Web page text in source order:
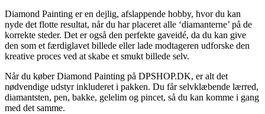
Diamond Painting er en dejlig, afslappende hobby, hvor du kan
nyde det flotte resultat, når du har placeret alle ‘diamanterne’ på de
korrekte steder. Det er også den perfekte gaveidé, da du kan give
den som et færdiglavet billede eller lade modtageren udforske den
kreative proces ved at skabe et smukt billede selv.
Når du køber Diamond Painting på DPSHOP.DK, er alt det
nødvendige udstyr inkluderet i pakken. Du får selvklæbende lærred,
diamantsten, pen, bakke, gelelim og pincet, så du kan komme i gang
med det samme.